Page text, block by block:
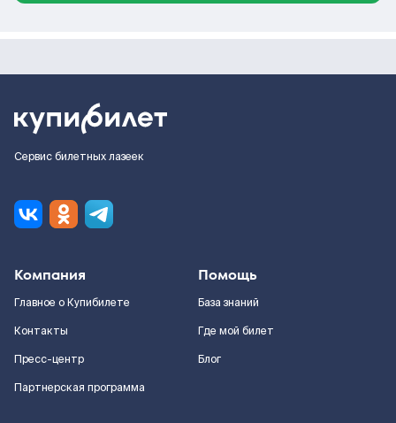
Сервис билетных лазеек
Компания
Главное о Купибилете
Контакты
Пресс-центр
Партнерская программа
Помощь
База знаний
Где мой билет
Блог